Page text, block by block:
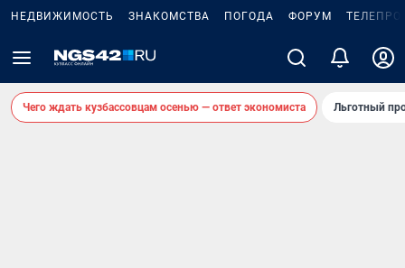
НЕДВИЖИМОСТЬ ЗНАКОМСТВА ПОГОДА ФОРУМ
Чего ждать кузбассовцам осенью — ответ экономиста Льготный